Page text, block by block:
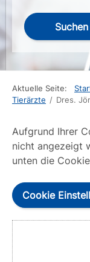
Suchen
Aktuelle Seite:
Tierärzte / Dres.
Aufgrund Ihrer
nicht angezeigt
unten die
Cookie